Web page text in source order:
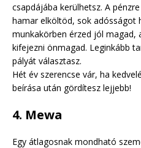
csapdájába kerülhetsz. A
hamar elköltöd, sok adósságot
munkakörben érzed jól magad,
kifejezni önmagad. Leginkább
pályát választasz.
Hét év szerencse vár, ha
beírása után gördítesz lejjebb!
4. Mewa
Egy átlagosnak mondható